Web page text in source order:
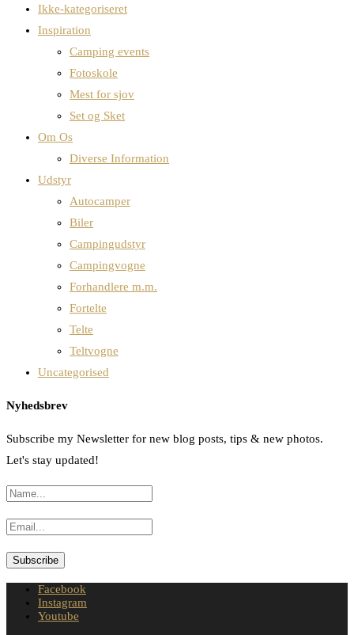
Ikke-kategoriseret
Inspiration
Camping events
Fotoskole
Mest for sjov
Set og Sket
Om Os
Diverse Information
Udstyr
Autocamper
Biler
Campingudstyr
Campingvogne
Forhandlere m.m.
Fortelte
Telte
Teltvogne
Uncategorised
Nyhedsbrev
Subscribe my Newsletter for new blog posts, tips & new photos.
Let's stay updated!
Facebook
Instagram
Youtube